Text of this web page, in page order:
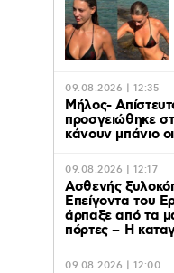
09.08.2026 | 12:35
Μήλος-
προσγειώθηκε
κάνουν μπάνιο
09.08.2026 | 12:17
Ασθενής
Επείγοντα του
άρπαξε από τα
πόρτες – Η
09.08.2026 | 12:00